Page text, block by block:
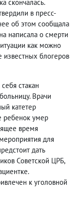
скончалась.
в пресс-
об этом сообщала
написала о смерти
как можно
блогеров
стакан
Врачи
катетер
ребенок умер
время
для
дать
Советской ЦРБ,
к уголовной